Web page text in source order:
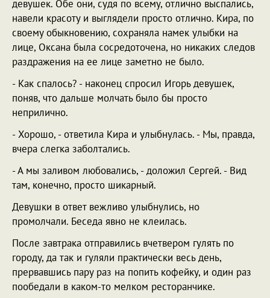
девушек. Обе они, судя по всему, отлично выспались,
навели красоту и выглядели просто отлично. Кира, по
своему обыкновению, сохраняла намек улыбки на
лице, Оксана была сосредоточена, но никаких следов
раздражения на ее лице заметно не было.
- Как спалось? - наконец спросил Игорь девушек,
поняв, что дальше молчать было бы просто
неприлично.
- Хорошо, - ответила Кира и улыбнулась. - Мы, правда,
вчера слегка заболтались.
- А мы заливом любовались, - доложил Сергей. - Вид
там, конечно, просто шикарный.
Девушки в ответ вежливо улыбнулись, но
промолчали. Беседа явно не клеилась.
После завтрака отправились вчетвером гулять по
городу, да так и гуляли практически весь день,
прервавшись пару раз на попить кофейку, и один раз
пообедали в каком-то мелком ресторанчике.